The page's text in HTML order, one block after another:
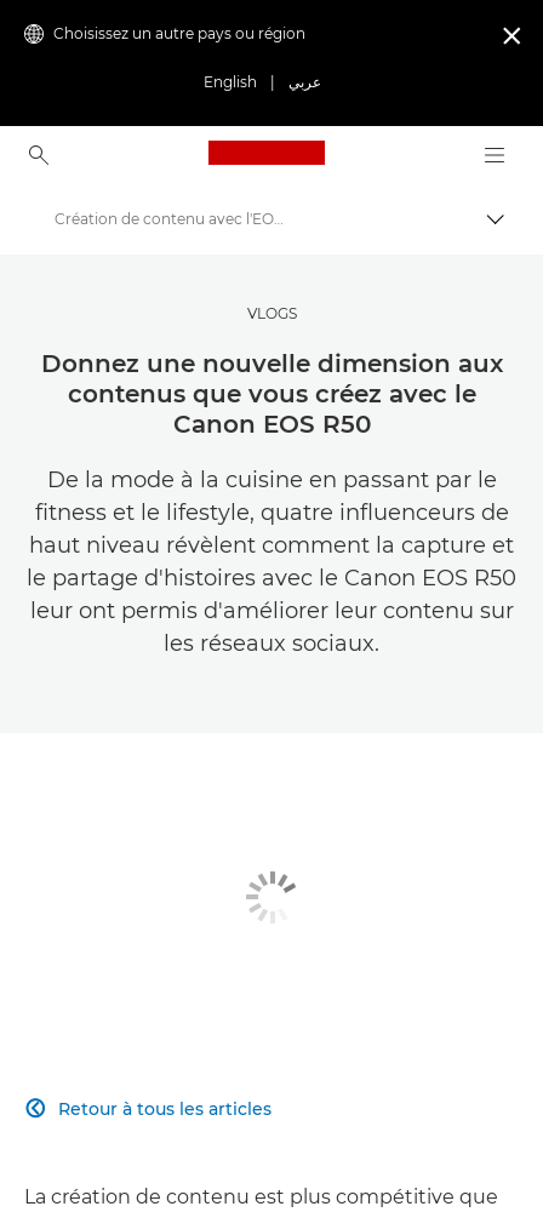
Choisissez un autre pays ou région
English عربي

Canon Logo, back to
Trouvez l'inspiration | Conseils de photographie et d'impression et guides de l'acheteur
Des histoires à propos de photographie et de créativité
Création de contenu avec l'EOS R50
VLOGS
Donnez une nouvelle dimension aux
contenus que vous créez avec le
Canon EOS R50
De la mode à la cuisine en passant par le
fitness et le lifestyle, quatre influenceurs de
haut niveau révèlent comment la capture et
le partage d'histoires avec le Canon EOS R50
leur ont permis d'améliorer leur contenu sur
les réseaux sociaux.
Retour à tous les articles

La création de contenu est plus compétitive que